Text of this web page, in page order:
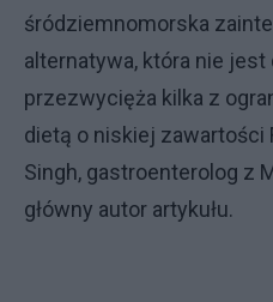
śródziemnomorska
alternatywa, która nie
przezwycięża kilka z
dietą o niskiej zawartości
Singh, gastroenterolog z
główny autor artykułu.